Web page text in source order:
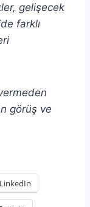
gelişecek
farklı
görüş ve
LinkedIn